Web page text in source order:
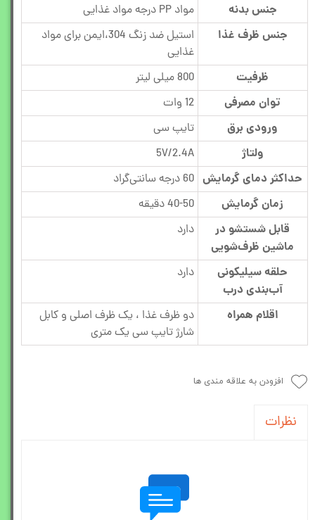
جنس بدنه مواد PP درجه مواد غذایی
جنس ظرف غذا
استیل ضد زنگ 304،ایمن برای مواد
غذایی
ظرفیت 800 میلی لیتر
توان مصرفی 12 وات
ورودی برق تایپ سی
ولتاژ 5V/2.4A
حداکثر دمای گرمایش 60 درجه سانتی‌گراد
زمان گرمایش 40-50 دقیقه
قابل شستشو در
ماشین ظرف‌شویی
دارد
حلقه سیلیکونی
آب‌بندی درب
دارد
اقلام همراه
دو ظرف غذا ، یک ظرف اصلی و کابل
شارژ تایپ سی یک متری
افزودن به علاقه مندی ها
نظرات